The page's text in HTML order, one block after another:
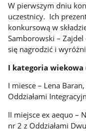
W pierwszym dniu
uczestnicy. Ich
konkursową w
Samborowski – Zajdel
się nagrodzić i
I kategoria wiekowa
I miesce – Lena
Oddziałami
II miejsce ex aequo –
nr 2 z Oddziałami